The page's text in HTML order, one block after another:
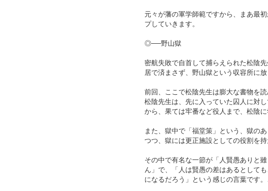
元々が藩の軍学師範ですから、まあ最
プしていきます。
◎──野山獄
密航失敗で自首して捕らえられた松陰
居で済まさず、野山獄という収容所に
前回、ここで松陰先生は膨大な書物を
松陰先生は、先に入っていた囚人に対
から、果ては牢番など役人まで、松陰
また、獄中で「福堂策」という、獄の
つつ、獄には更正施設としての役割を
その中で有名な一節が「人賢愚ありと
ん」で、「人は賢愚の差はあるとして
になるだろう」という感じの言葉です